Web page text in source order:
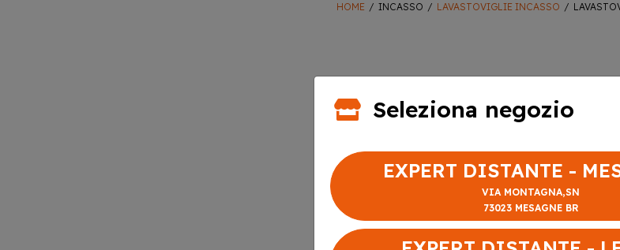
HOME INCASSO LAVASTOVIGLIE INCASSO
Seleziona negozio
EXPERT DISTANTE -
VIA MONTAGNA,SN
73023 MESAGNE BR